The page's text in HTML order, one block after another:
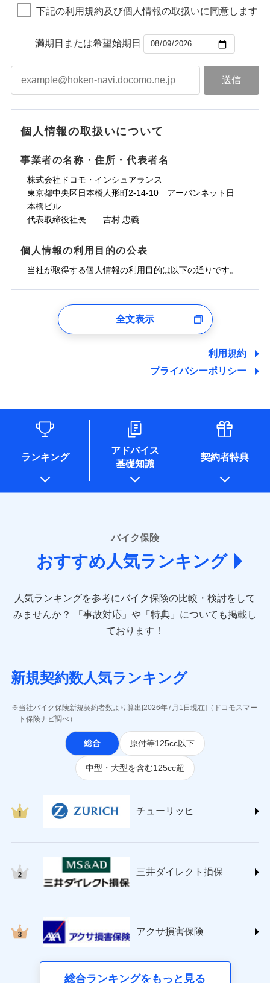
下記の利用規約及び個人情報の取扱いに同意します
満期日または希望始期日
個人情報の取扱いについて
事業者の名称・住所・代表者名
株式会社ドコモ・インシュアランス
東京都中央区日本橋人形町2-14-10 アーバンネット日
本橋ビル
代表取締役社長 吉村 忠義
個人情報の利用目的の公表
当社が取得する個人情報の利用目的は以下の通りです。
ユーザー登録受付および、管理のため
しくは委託を受けている保険会社・提携会社の保険その他に
た維持管理等の委託業務遂行のため、またそれらに付帯、関
情報を取引のある他の保険会社の商品・サービスをご提案す
るために利用させていただくことがあります。）
各種セミナーの開催のため
アンケートやキャンペーン等の実施のため
上記に係る案内・手続き・管理等付帯業務を行うため
* 当社が委託を受けている保険会社の情報は、保険会社
のホームページに掲載しておりますので、ご確認くださ
あいおいニッセイ同和損害保険株式会社
(https://www.aioinissaydowa.co.jp/)
アクサ損害保険株式会社 (https://www.axa-
アニコム損害保険株式会社 (https://www.anicom-
sompo.co.jp/)
東京海上ダイレクト損害保険株式会社
(https://www.e-design.net/)
ＳＢＩ損害保険株式会社
ジェイアイ傷害火災保険株式会社
(https://www.jihoken.co.jp/)
ソニー損害保険株式会社
(https://www.sonysonpo.co.jp/)
損害保険ジャパン株式会社 (https://www.sompo-
japan.co.jp/)
ＳＯＭＰＯダイレクト損害保険株式会社
チューリッヒ保険会社 (https://www.zurich.co.jp/)
(https://www.nisshinfire.co.jp/)
ペット＆ファミリー損害保険株式会社
(https://www.petfamilyins.co.jp/)
三井住友海上火災保険株式会社 (https://www.ms-
三井ダイレクト損害保険株式会社
(https://www.mitsui-direct.co.jp/)
全文表示
利用規約
プライバシーポリシー
ランキング
アドバイス
基礎知識
契約者特典
バイク保険
おすすめ人気ランキング
人気ランキングを参考にバイク保険の比較・検討をして
みませんか？
「事故対応」や「特典」についても掲載し
ております！
新規契約数人気ランキング
当社バイク保険新規契約者数より算出[2026年7月1日現在]（ドコモスマー
ト保険ナビ調べ）
総合 原付等125cc以下
中型・大型を含む125cc超
チューリッヒ
三井ダイレクト損保
アクサ損害保険
総合ランキングをもっと見る